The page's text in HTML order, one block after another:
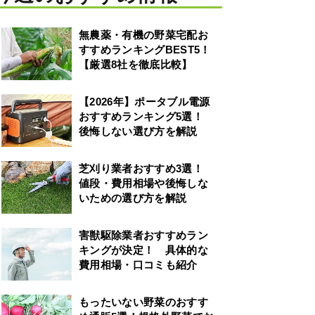
無農薬・有機の野菜宅配お
すすめランキングBEST5！
【厳選8社を徹底比較】
【2026年】ポータブル電源
おすすめランキング5選！
後悔しない選び方を解説
芝刈り業者おすすめ3選！
値段・費用相場や後悔しな
いための選び方を解説
害獣駆除業者おすすめラン
キングが決定！ 具体的な
費用相場・口コミも紹介
もったいない野菜のおすす